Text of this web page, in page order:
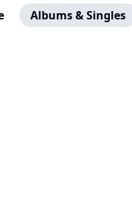
Albums & Singles